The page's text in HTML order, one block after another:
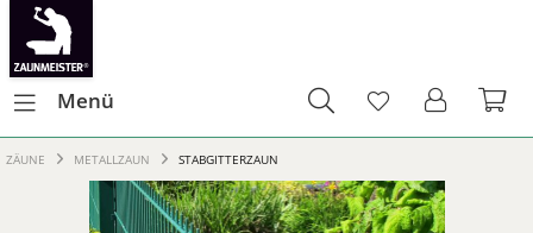
Menü
ZÄUNE METALLZAUN STABGITTERZAUN